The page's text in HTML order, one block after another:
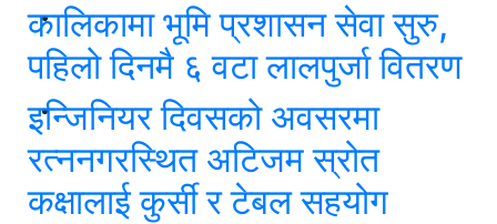
कालिकामा भूमि प्रशासन सेवा सुरु,
पहिलो दिनमै ६ वटा लालपुर्जा वितरण
इन्जिनियर दिवसको अवसरमा
रत्ननगरस्थित अटिजम स्रोत
कक्षालाई कुर्सी र टेबल सहयोग